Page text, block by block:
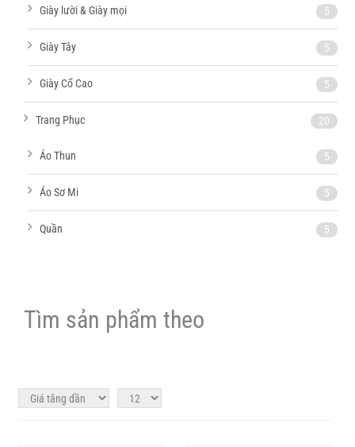
Giày lười & Giày mọi 5
Giày Tây 5
Giày Cổ Cao 5
Trang Phục 20
Áo Thun 5
Áo Sơ Mi 5
Quần 5
Tìm sản phẩm theo